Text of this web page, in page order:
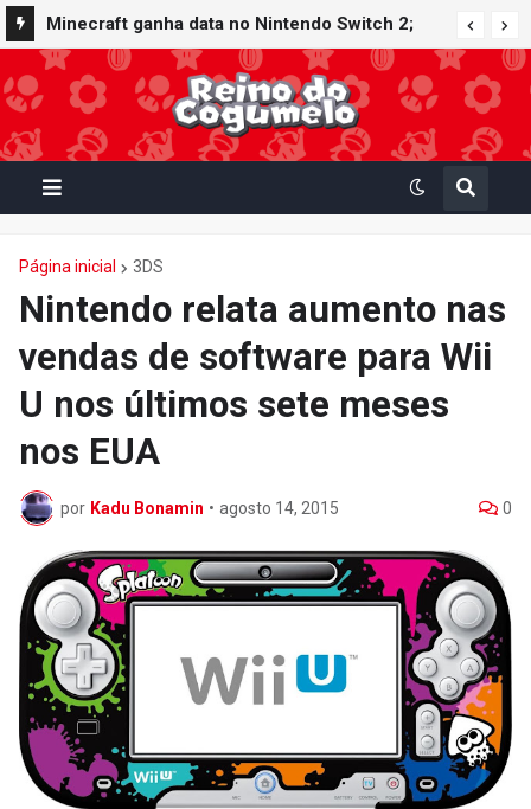
Minecraft ganha data no Nintendo Switch 2;
Super Mario Mash-Up receberá atualização
gráfica exclusiva
Página inicial 3DS
Nintendo relata aumento nas
vendas de software para Wii
U nos últimos sete meses
nos EUA
por Kadu Bonamin • agosto 14, 2015 0